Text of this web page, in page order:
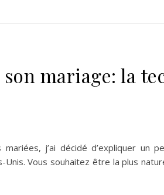
mariage: la
j’ai décidé d’expliquer un
Vous souhaitez être la plus